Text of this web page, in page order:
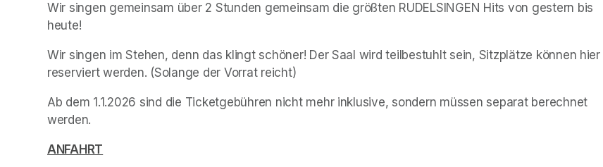
Wir singen gemeinsam über 2 Stunden gemeinsam die größten RUDELSINGEN Hits von gestern bis
heute!
Wir singen im Stehen, denn das klingt schöner! Der Saal wird teilbestuhlt sein, Sitzplätze können hier
reserviert werden. (Solange der Vorrat reicht)
Ab dem 1.1.2026 sind die Ticketgebühren nicht mehr inklusive, sondern müssen separat berechnet
werden.
ANFAHRT